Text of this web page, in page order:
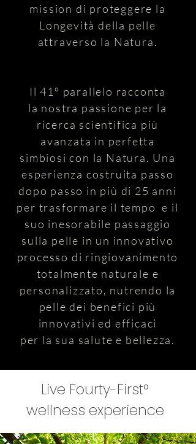
mission di proteggere la
Longevità della pelle
attraverso la Natura.
Il 41° parallelo racconta
la nostra passione per la
ricerca scientifica più
avanzata in perfetta
simbiosi con la Natura. Una
esperienza costruita passo
dopo passo in più di 25 anni
per trasformare il tempo e il
suo inesorabile passaggio
sulla pelle in un innovativo
processo di ringiovanimento
totalmente naturale e
personalizzato, nutrendo la
pelle dei benefici più
innovativi ed efficaci
per la sua salute e bellezza.
Live Fourty-First°
wellness experience